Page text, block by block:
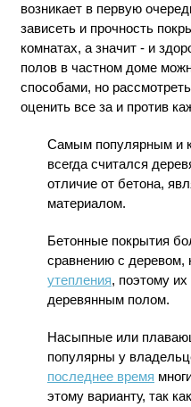
возникает в первую
зависеть и прочность
комнатах, а значит - и
полов в частном доме
способами, но
оценить все за и против
Самым популярным и
всегда считался
отличие от бетона,
материалом.
Бетонные покрытия
сравнению с деревом,
утепления, поэтому
деревянным полом.
Насыпные или
популярны у
последнее время
этому варианту, так